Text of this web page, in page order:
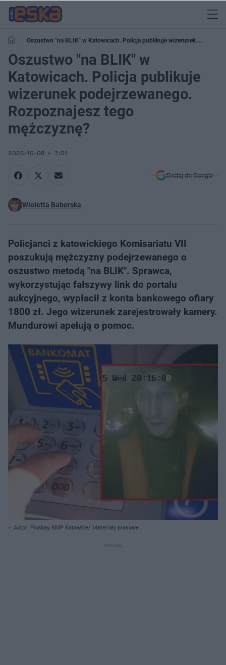
Oszustwo "na BLIK" w Katowicach. Policja publikuje wizerunek
podejrzewanego. Rozpoznajesz tego mężczyznę?
Oszustwo "na BLIK" w
Katowicach. Policja publikuje
wizerunek podejrzewanego.
Rozpoznajesz tego
mężczyznę?
2025-10-08 7:51
Dodaj do Google
Wioletta Baborska
Policjanci z katowickiego Komisariatu VII
poszukują mężczyzny podejrzewanego o
oszustwo metodą "na BLIK". Sprawca,
wykorzystując fałszywy link do portalu
aukcyjnego, wypłacił z konta bankowego ofiary
1800 zł. Jego wizerunek zarejestrowały kamery.
Mundurowi apelują o pomoc.
Autor: Pixabay, KMP Katowice/ Materiały prasowe